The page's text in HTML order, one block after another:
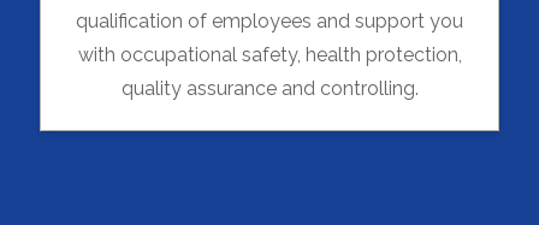
qualification of employees and support you
with occupational safety, health protection,
quality assurance and controlling.